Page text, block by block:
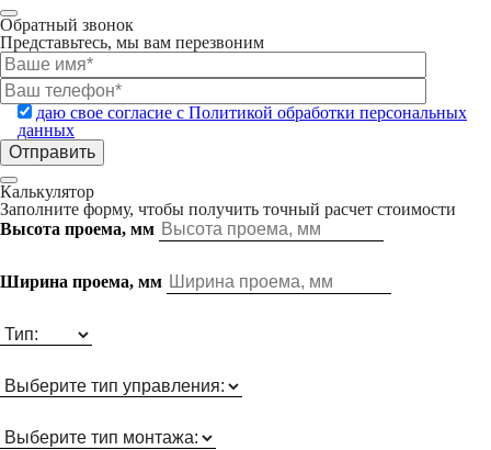
Обратный звонок
Представьтесь, мы вам перезвоним
даю свое согласие с Политикой обработки персональных
данных
Калькулятор
Заполните форму, чтобы получить точный расчет стоимости
Высота проема, мм
Ширина проема, мм